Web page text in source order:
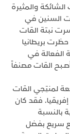
والمثيرة
السنين في
الإفريقي. في يوليو 2013 خسرت نبتة القات
بريطانيا
الفعالة في
القات مصنفاً
لمنتِجي القات
فقد كان
بالنسبة
سريع بفضل